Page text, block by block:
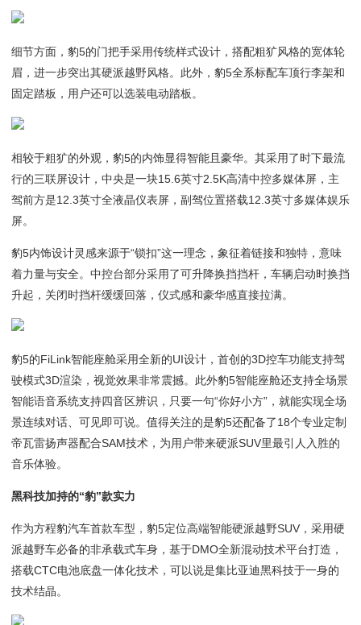
细节方面，豹5的门把手采用传统样式设计，搭配粗犷风格的宽体轮
眉，进一步突出其硬派越野风格。此外，豹5全系标配车顶行李架和
固定踏板，用户还可以选装电动踏板。
相较于粗犷的外观，豹5的内饰显得智能且豪华。其采用了时下最流
行的三联屏设计，中央是一块15.6英寸2.5K高清中控多媒体屏，主
驾前方是12.3英寸全液晶仪表屏，副驾位置搭载12.3英寸多媒体娱乐
屏。
豹5内饰设计灵感来源于“锁扣”这一理念，象征着链接和独特，意味
着力量与安全。中控台部分采用了可升降换挡挡杆，车辆启动时换挡
升起，关闭时挡杆缓缓回落，仪式感和豪华感直接拉满。
豹5的FiLink智能座舱采用全新的UI设计，首创的3D控车功能支持驾
驶模式3D渲染，视觉效果非常震撼。此外豹5智能座舱还支持全场景
智能语音系统支持四音区辨识，只要一句“你好小方”，就能实现全场
景连续对话、可见即可说。值得关注的是豹5还配备了18个专业定制
帝瓦雷扬声器配合SAM技术，为用户带来硬派SUV里最引人入胜的
音乐体验。
黑科技加持的“豹”款实力
作为方程豹汽车首款车型，豹5定位高端智能硬派越野SUV，采用硬
派越野车必备的非承载式车身，基于DMO全新混动技术平台打造，
搭载CTC电池底盘一体化技术，可以说是集比亚迪黑科技于一身的
技术结晶。